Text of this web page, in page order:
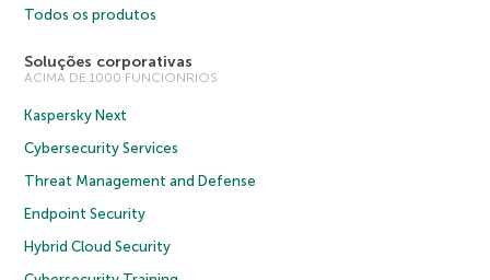
Todos os produtos
Soluções corporativas
ACIMA DE 1000 FUNCIONRIOS
Kaspersky Next
Cybersecurity Services
Threat Management and Defense
Endpoint Security
Hybrid Cloud Security